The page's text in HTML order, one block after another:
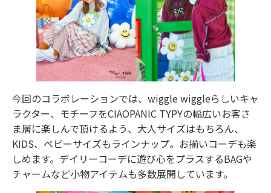
今回のコラボレーションでは、wiggle wiggleらしいキャ
ラクター、モチーフをCIAOPANIC TYPYの幅広いお客さ
ま層に楽しんで頂けるよう、大人サイズはもちろん、
KIDS、ベビーサイズもラインナップ。お揃いコーデも楽
しめます。デイリーコーデに遊び心をプラスするBAGや
チャームなど小物アイテムも多数展開しています。